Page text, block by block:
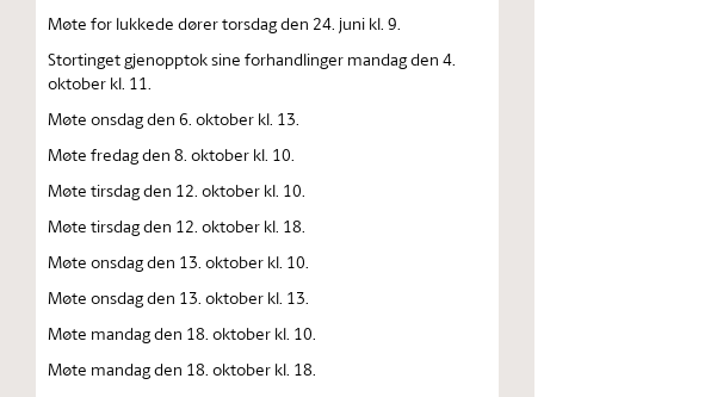
Møte for lukkede dører torsdag den 24. juni kl. 9.
Stortinget gjenopptok sine forhandlinger mandag den 4.
oktober kl. 11.
Møte onsdag den 6. oktober kl. 13.
Møte fredag den 8. oktober kl. 10.
Møte tirsdag den 12. oktober kl. 10.
Møte tirsdag den 12. oktober kl. 18.
Møte onsdag den 13. oktober kl. 10.
Møte onsdag den 13. oktober kl. 13.
Møte mandag den 18. oktober kl. 10.
Møte mandag den 18. oktober kl. 18.